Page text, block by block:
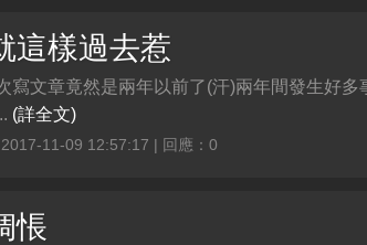
這樣過去惹
寫文章竟然是兩年以前了(汗)兩年間發生好
(詳全文)
11-09 12:57:17 | 回應：0
悵